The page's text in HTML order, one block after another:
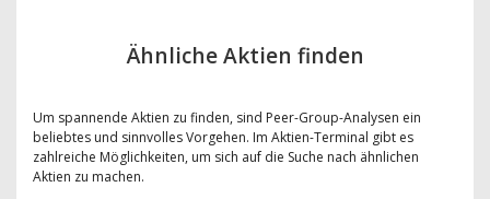
Ähnliche Aktien finden
Um spannende Aktien zu finden, sind Peer-Group-Analysen ein
beliebtes und sinnvolles Vorgehen. Im Aktien-Terminal gibt es
zahlreiche Möglichkeiten, um sich auf die Suche nach ähnlichen
Aktien zu machen.